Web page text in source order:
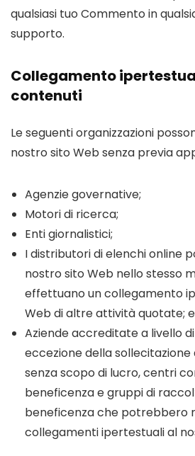
qualsiasi tuo Commento in
supporto.
Collegamento
contenuti
Le seguenti organizzazioni
nostro sito Web senza previa
Agenzie governative;
Motori di ricerca;
Enti giornalistici;
I distributori di elenchi online
nostro sito Web nello stesso
effettuano un collegamento
Web di altre attività quotate; e
Aziende accreditate a livello
eccezione della sollecitazione
senza scopo di lucro, centri
beneficenza e gruppi di
beneficenza che potrebbero
collegamenti ipertestuali al